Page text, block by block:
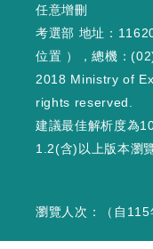
任意增刪
考選部 地址：
位置 ），總機：
2018 Ministry of
rights reserved.
建議最佳解析度為
1.2(含)以上版本瀏
瀏覽人次：（自